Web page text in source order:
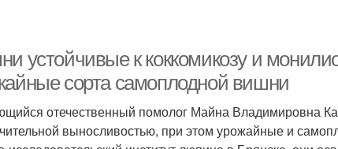
устойчивые к коккомикозу и
сорта самоплодной вишни
отечественный помолог Майна Владимировна
выносливостью, при этом урожайные и